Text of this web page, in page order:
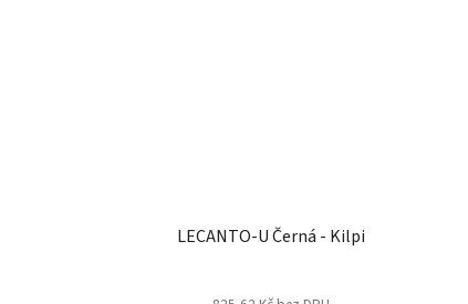
LECANTO-U Černá - Kilpi